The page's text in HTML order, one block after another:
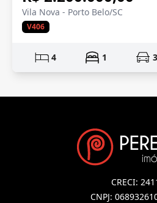
Vila Nova - Porto Belo/SC
V406
4 1 3
CRECI:
CNPJ: